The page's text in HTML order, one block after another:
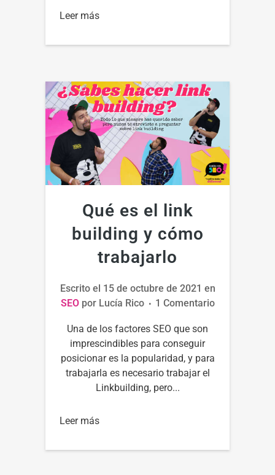
Leer más
Qué es el link
building y cómo
trabajarlo
Escrito el 15 de octubre de 2021 en
SEO por Lucía Rico 1 Comentario
Una de los factores SEO que son
imprescindibles para conseguir
posicionar es la popularidad, y para
trabajarla es necesario trabajar el
Linkbuilding, pero...
Leer más